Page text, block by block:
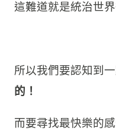
這難道就是統治世
所以我們要認知到一
的！
而要尋找最快樂的